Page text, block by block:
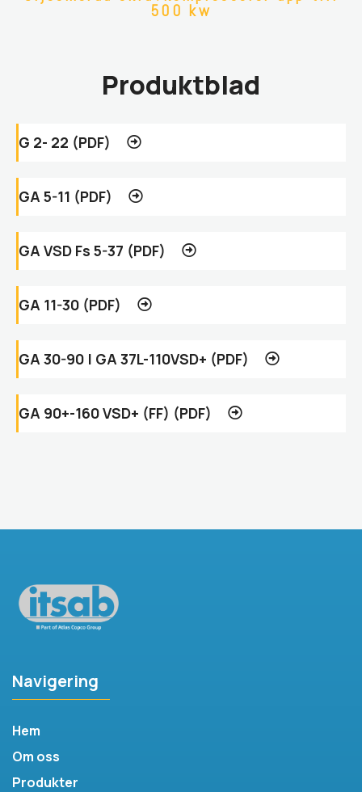
500 kw
Produktblad
G 2- 22 (PDF)
GA 5-11 (PDF)
GA VSD Fs 5-37 (PDF)
GA 11-30 (PDF)
GA 30-90 | GA 37L-110VSD+ (PDF)
GA 90+-160 VSD+ (FF) (PDF)
Navigering
Hem
Om oss
Produkter